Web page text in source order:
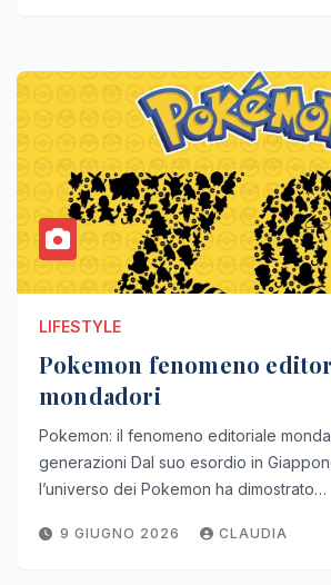
LIFESTYLE
Pokemon fenomeno
mondadori
Pokemon: il fenomeno editoriale
generazioni Dal suo esordio in
l’universo dei Pokemon ha dimostrato…
9 GIUGNO 2026 CLAUDIA